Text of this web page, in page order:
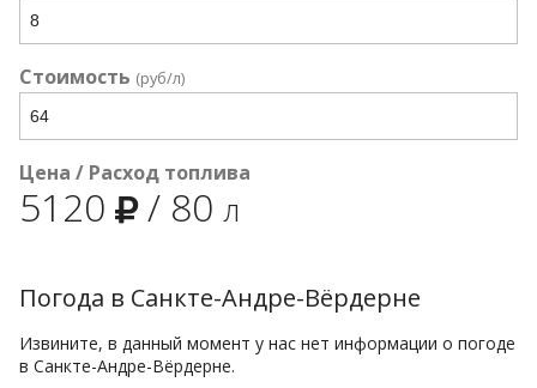
Стоимость (руб/л)
Цена / Расход топлива
5120 / 80 л
Погода в Санкте-Андре-Вёрдерне
Извините, в данный момент у нас нет информации о погоде
в Санкте-Андре-Вёрдерне.